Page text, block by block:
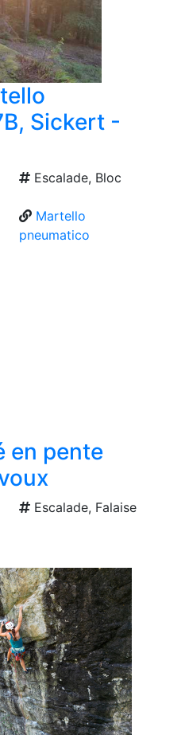
Sickert -
Escalade, Bloc
Martello
pneumatico
en pente
Escalade, Falaise